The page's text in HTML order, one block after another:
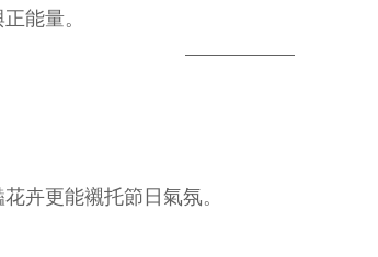
能量。
卉更能襯托節日氣氛。